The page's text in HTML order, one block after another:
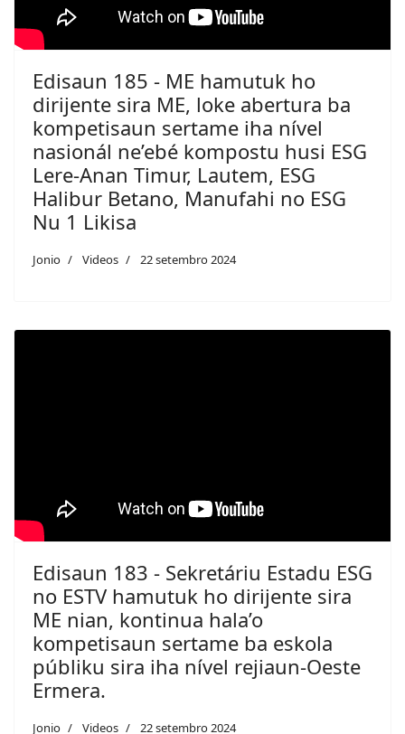
Edisaun 185 - ME hamutuk ho
dirijente sira ME, loke abertura ba
kompetisaun sertame iha nível
nasionál ne’ebé kompostu husi ESG
Lere-Anan Timur, Lautem, ESG
Halibur Betano, Manufahi no ESG
Nu 1 Likisa
Jonio Videos 22 setembro 2024
Edisaun 183 - Sekretáriu Estadu ESG
no ESTV hamutuk ho dirijente sira
ME nian, kontinua hala’o
kompetisaun sertame ba eskola
públiku sira iha nível rejiaun-Oeste
Ermera.
Jonio Videos 22 setembro 2024